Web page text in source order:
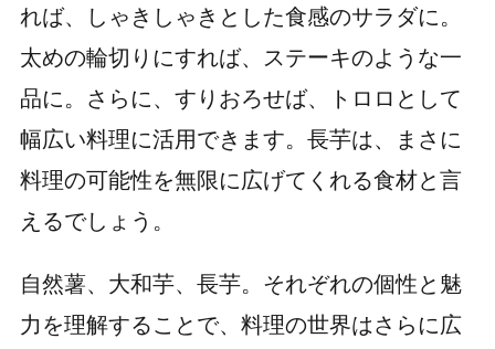
れば、しゃきしゃきとした食感のサラダに。
太めの輪切りにすれば、ステーキのような一
品に。さらに、すりおろせば、トロロとして
幅広い料理に活用できます。長芋は、まさに
料理の可能性を無限に広げてくれる食材と言
えるでしょう。
自然薯、大和芋、長芋。それぞれの個性と魅
力を理解することで、料理の世界はさらに広